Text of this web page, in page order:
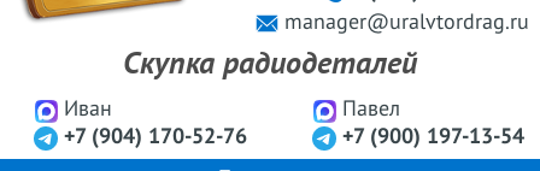
Иван
+7 (904) 170-52-76
Павел
+7 (900) 197-13-54
manager@uralvtordrag.ru
Скупка радиодеталей